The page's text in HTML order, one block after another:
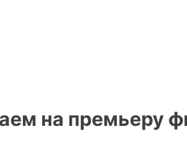
на премьеру